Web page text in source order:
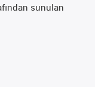
sunulan